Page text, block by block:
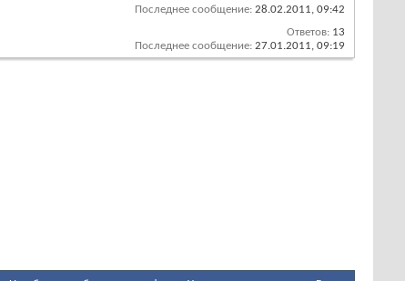
Последнее сообщение: 28.02.2011, 09:42
Ответов: 13
Последнее сообщение: 27.01.2011, 09:19